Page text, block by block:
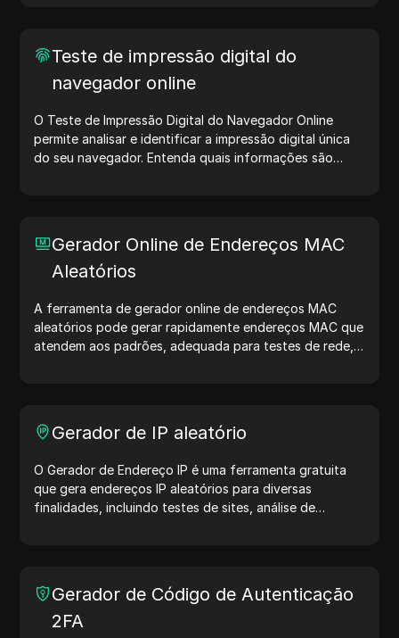
de trabalho — comece a gerar user agents hoje mesmo!
Teste de impressão digital do
navegador online
O Teste de Impressão Digital do Navegador Online
permite analisar e identificar a impressão digital única
do seu navegador. Entenda quais informações são
Gerador Online de Endereços MAC
Aleatórios
A ferramenta de gerador online de endereços MAC
aleatórios pode gerar rapidamente endereços MAC que
atendem aos padrões, adequada para testes de rede,
Gerador de IP aleatório
O Gerador de Endereço IP é uma ferramenta gratuita
que gera endereços IP aleatórios para diversas
finalidades, incluindo testes de sites, análise de
para testar geolocalização, verificar privacidade e
muito mais. Simplifique seus fluxos de trabalho e
otimize seu processo de desenvolvimento — gere
Gerador de Código de Autenticação
2FA